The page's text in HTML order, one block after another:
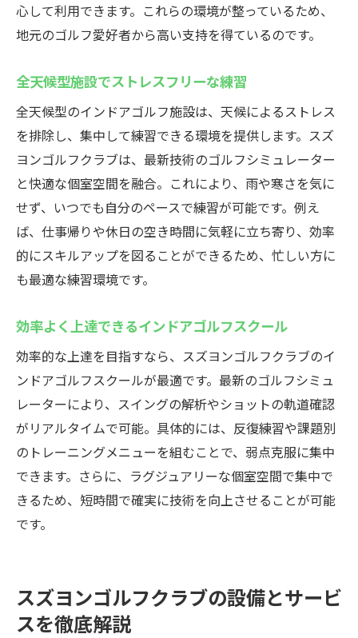
心して利用できます。これらの環境が整っているため、
地元のゴルフ愛好者から高い支持を得ているのです。
全天候型施設でストレスフリーな練習
全天候型のインドアゴルフ施設は、天候によるストレス
を排除し、集中して練習できる環境を提供します。スズ
ヨンゴルフクラブは、最新技術のゴルフシミュレーター
と快適な個室空間を融合。これにより、雨や寒さを気に
せず、いつでも自分のペースで練習が可能です。例え
ば、仕事帰りや休日の空き時間に気軽に立ち寄り、効率
的にスキルアップを図ることができるため、忙しい方に
も最適な練習環境です。
効率よく上達できるインドアゴルフスクール
効率的な上達を目指すなら、スズヨンゴルフクラブのイ
ンドアゴルフスクールが最適です。最新のゴルフシミュ
レーターにより、スイングの解析やショットの軌道確認
がリアルタイムで可能。具体的には、反復練習や課題別
のトレーニングメニューを組むことで、弱点克服に集中
できます。さらに、ラグジュアリーな個室空間で集中で
きるため、短時間で確実に技術を向上させることが可能
です。
スズヨンゴルフクラブの設備とサービ
スを徹底解説